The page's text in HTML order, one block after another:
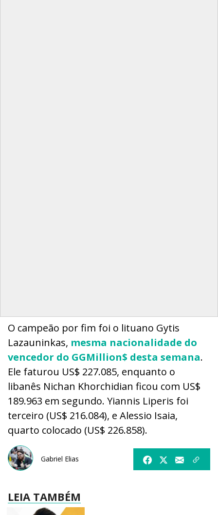
O campeão por fim foi o lituano Gytis
Lazauninkas, mesma nacionalidade do
vencedor do GGMillion$ desta semana.
Ele faturou US$ 227.085, enquanto o
libanês Nichan Khorchidian ficou com US$
189.963 em segundo. Yiannis Liperis foi
terceiro (US$ 216.084), e Alessio Isaia,
quarto colocado (US$ 226.858).
Gabriel Elias
LEIA TAMBÉM